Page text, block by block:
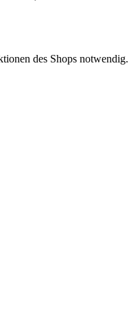
des Shops notwendig.